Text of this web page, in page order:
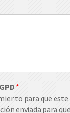
*
para que
enviada para